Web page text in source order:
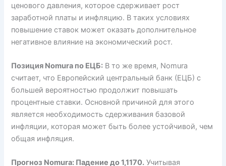
ценового давления, которое сдерживает рост
заработной платы и инфляцию. В таких условиях
повышение ставок может оказать дополнительное
негативное влияние на экономический рост.
Позиция Nomura по ЕЦБ: В то же время, Nomura
считает, что Европейский центральный банк (ЕЦБ) с
большей вероятностью продолжит повышать
процентные ставки. Основной причиной для этого
является необходимость сдерживания базовой
инфляции, которая может быть более устойчивой, чем
общая инфляция.
Прогноз Nomura: Падение до 1,1170. Учитывая